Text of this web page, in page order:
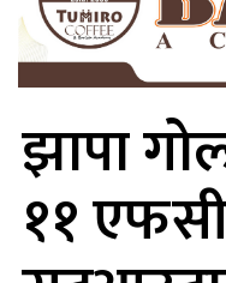
झापा
११